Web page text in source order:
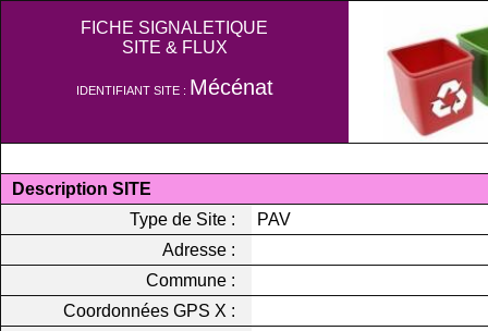
FICHE SIGNALETIQUE
SITE & FLUX
IDENTIFIANT SITE : Mécénat
Description SITE
Type de Site :
PAV
Adresse :
Commune :
Coordonnées GPS X :